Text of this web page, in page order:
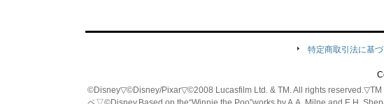
特定商取引法に基
©Disney▽©Disney/Pixar▽©2008 Lucasfilm Ltd. & TM. All rights